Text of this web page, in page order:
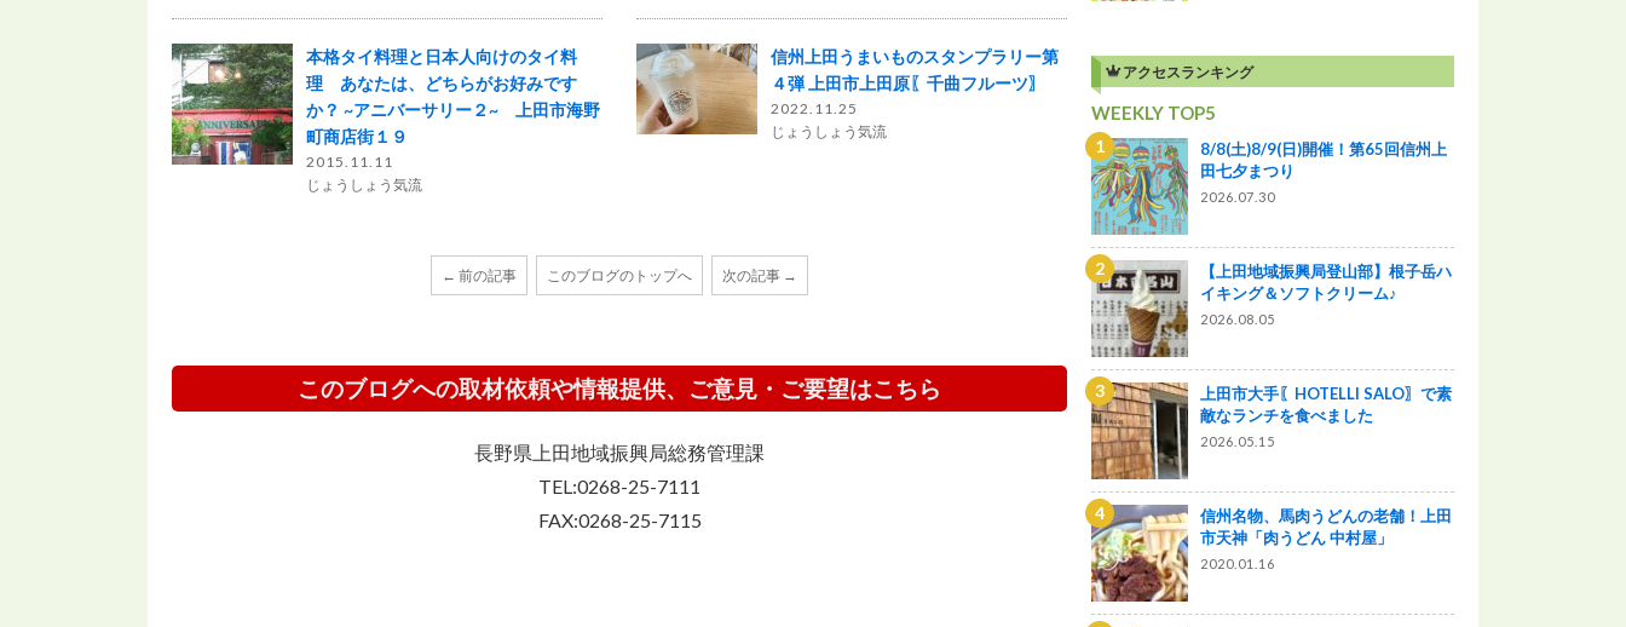
本格タイ料理と日本人向けのタイ料
理 あなたは、どちらがお好みです
か？ ~アニバーサリー２~ 上田市海野
町商店街１９
2015.11.11
じょうしょう気流
信州上田うまいものスタンプラリー第
４弾 上田市上田原〖千曲フルーツ〗
2022.11.25
じょうしょう気流
← 前の記事 このブログのトップへ 次の記事 →
このブログへの取材依頼や情報提供、ご意見・ご要望はこちら
長野県上田地域振興局総務管理課
TEL:0268-25-7111
FAX:0268-25-7115
アクセスランキング
WEEKLY TOP5
8/8(土)8/9(日)開催！第65回信州上
田七夕まつり
2026.07.30
【上田地域振興局登山部】根子岳ハ
イキング＆ソフトクリーム♪
2026.08.05
上田市大手〖HOTELLI SALO〗で素
敵なランチを食べました
2026.05.15
信州名物、馬肉うどんの老舗！上田
市天神「肉うどん 中村屋」
2020.01.16